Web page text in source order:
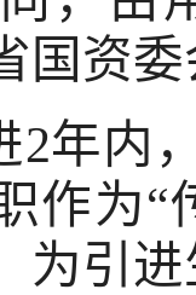
国资
2年内
作为“
为引